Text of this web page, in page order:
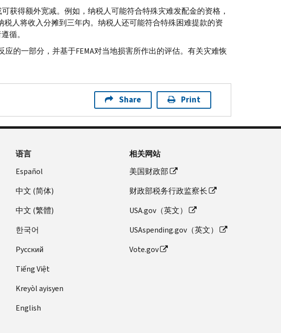
获得额外宽减。例如，纳税人可能符合特殊灾难发配金的资格，
人将收入分摊到三年内。纳税人还可能符合特殊困难提款的资
循。
应的一部分，并基于FEMA对当地损害所作出的评估。有关灾难恢
Share Print
语言
Español
中文 (简体)
中文 (繁體)
한국어
Pусский
Tiếng Việt
Kreyòl ayisyen
English
相关网站
美国财政部
财政部税务行政监察长
USA.gov（英文）
USAspending.gov（英文）
Vote.gov